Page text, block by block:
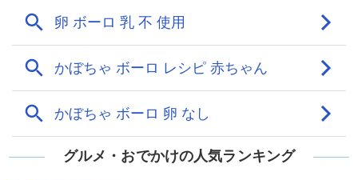
グルメ・おでかけの人気ランキング